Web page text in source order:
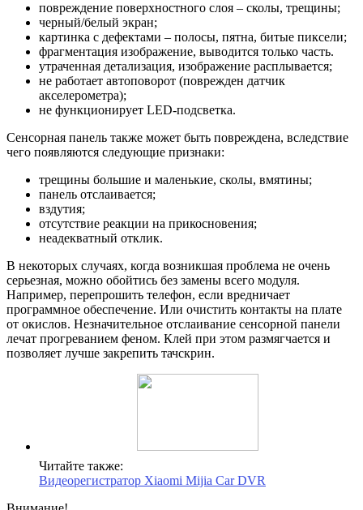
повреждение поверхностного слоя – сколы, трещины;
черный/белый экран;
картинка с дефектами – полосы, пятна, битые пиксели;
фрагментация изображение, выводится только часть.
утраченная детализация, изображение расплывается;
не работает автоповорот (поврежден датчик
акселерометра);
не функционирует LED-подсветка.
Сенсорная панель также может быть повреждена, вследствие
чего появляются следующие признаки:
трещины большие и маленькие, сколы, вмятины;
панель отслаивается;
вздутия;
отсутствие реакции на прикосновения;
неадекватный отклик.
В некоторых случаях, когда возникшая проблема не очень
серьезная, можно обойтись без замены всего модуля.
Например, перепрошить телефон, если вредничает
программное обеспечение. Или очистить контакты на плате
от окислов. Незначительное отслаивание сенсорной панели
лечат прогреванием феном. Клей при этом размягчается и
позволяет лучше закрепить тачскрин.
Читайте также:
Видеорегистратор Xiaomi Mijia Car DVR